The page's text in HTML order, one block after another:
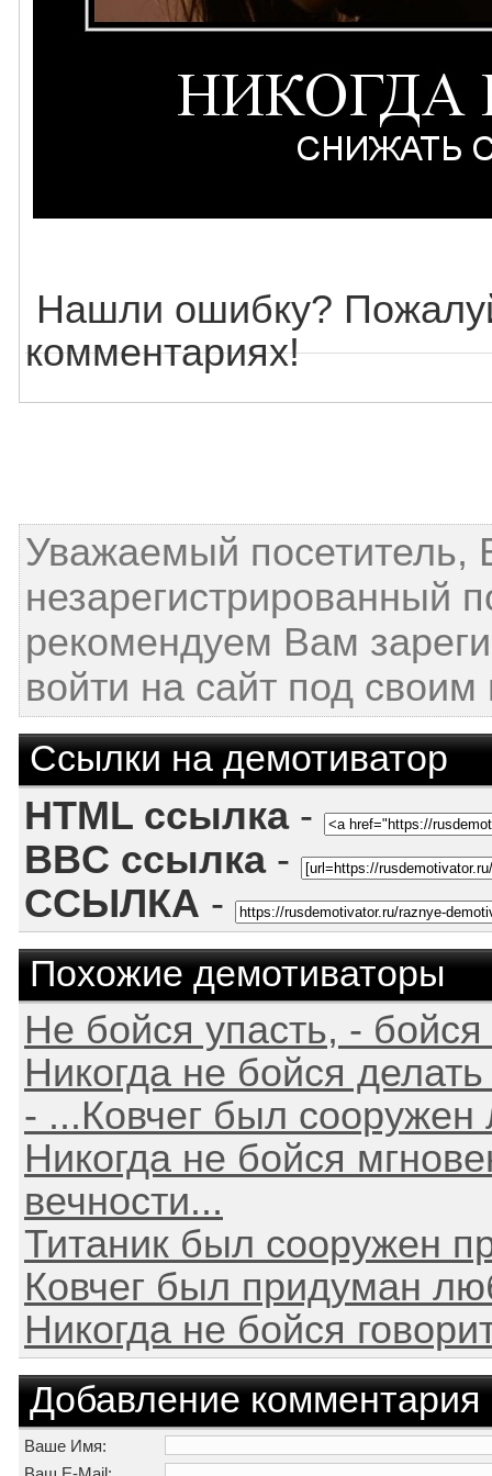
Нашли ошибку?
комментариях!
Уважаемый посетитель,
незарегистрированный
рекомендуем Вам
войти на сайт под
Ссылки на демотиватор
HTML ссылка-
BBC ссылка-
ССЫЛКА -
Похожие демотиваторы
Не бойся упасть, -
Никогда не бойся
- ...Ковчег был
Никогда не бойся
вечности...
Титаник был сооружен
Ковчег был придуман
Никогда не бойся
Добавление комментария
Ваше Имя: